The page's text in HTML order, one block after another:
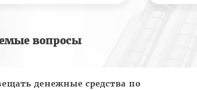
вопросы
денежные средства по